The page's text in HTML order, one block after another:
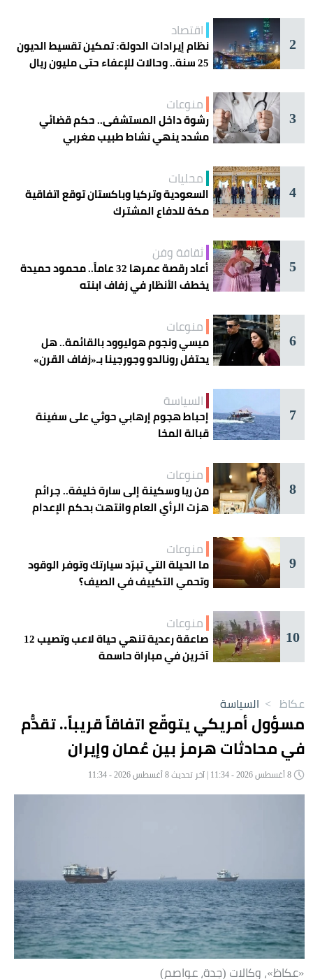
2
اقتصاد
نظام إيرادات الدولة: تمكين تقسيط الديون
25 سنة.. وحالات للإعفاء حتى مليون ريال
3
منوعات
رشوة داخل المستشفى.. حكم قضائي
مشدد ينهي نشاط طبيب مغربي
4
محليات
السعودية وتركيا وباكستان توقع اتفاقية
مكة للدفاع المشترك
5
ثقافة وفن
أعاد رقصة عمرها 32 عاماً.. محمود حميدة
يخطف الأنظار في زفاف ابنته
6
منوعات
ميسي ونجوم هوليوود بالقائمة.. هل
يحتفل رونالدو وجورجينا بـ«زفاف القرن»
7
السياسة
إحباط هجوم إرهابي حوثي على سفينة
قبالة المخا
8
منوعات
من ريا وسكينة إلى سارة خليفة.. جرائم
هزت الرأي العام وانتهت بحكم الإعدام
9
منوعات
ما الحيلة التي تبرّد سيارتك وتوفر الوقود
وتحمي التكييف في الصيف؟
10
منوعات
صاعقة رعدية تنهي حياة لاعب وتصيب 12
آخرين في مباراة حاسمة
عكاظ > السياسة
مسؤول أمريكي يتوقّع اتفاقاً قريباً.. تقدُّم
في محادثات هرمز بين عُمان وإيران
«عكاظ»، وكالات (جدة، عواصم)